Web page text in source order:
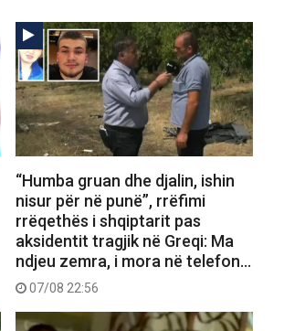
“Humba gruan dhe djalin, ishin
nisur për në punë”, rrëfimi
rrëqethës i shqiptarit pas
aksidentit tragjik në Greqi: Ma
ndjeu zemra, i mora në telefon…
07/08 22:56